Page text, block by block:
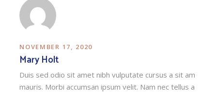
NOVEMBER 17, 2020
Mary Holt
Duis sed odio sit amet nibh vulputate cursus a sit am
mauris. Morbi accumsan ipsum velit. Nam nec tellus a